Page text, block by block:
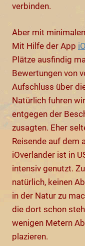
verbinden.
Aber mit
Mit Hilfe der App
Plätze ausfindig
Bewertungen von
Aufschluss über
Natürlich fuhren
entgegen der
zusagten. Eher
Reisende auf dem
iOverlander ist in
intensiv genutzt.
natürlich, keinen
in der Natur zu
die dort schon
wenigen Metern
plazieren.